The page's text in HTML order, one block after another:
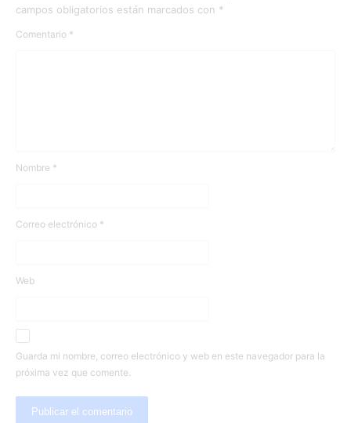
campos obligatorios están marcados con *
Comentario *
Nombre *
Correo electrónico *
Web
Guarda mi nombre, correo electrónico y web en este navegador para la
próxima vez que comente.